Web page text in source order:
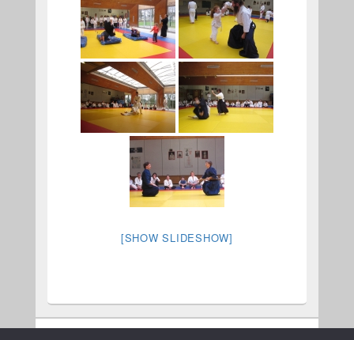
[SHOW SLIDESHOW]